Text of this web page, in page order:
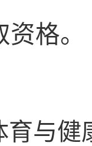
格。
育与健